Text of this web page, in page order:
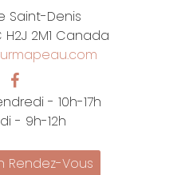
Saint-Denis
2M1 Canada
- 10h-17h
- 9h-12h
Rendez-Vous